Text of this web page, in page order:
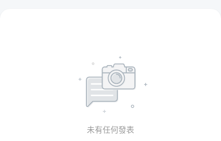
未有任何發表